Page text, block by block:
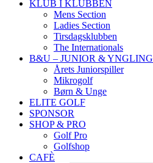
KLUB I KLUBBEN
Mens Section
Ladies Section
Tirsdagsklubben
The Internationals
B&U – JUNIOR &
Årets Juniorspiller
Mikrogolf
Børn & Unge
ELITE GOLF
SPONSOR
SHOP & PRO
Golf Pro
Golfshop
CAFÈ